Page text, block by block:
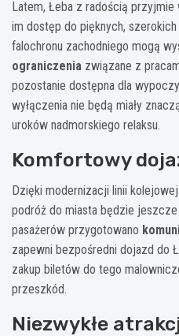
Latem, Łeba z radością
im dostęp do pięknych,
falochronu zachodniego mogą
ograniczenia związane z
pozostanie dostępna dla
wyłączenia nie będą miały
uroków nadmorskiego relaksu.
Komfortowy
Dzięki modernizacji linii
podróż do miasta będzie
pasażerów przygotowano
zapewni bezpośredni dojazd do
zakup biletów do tego
przeszkód.
Niezwykłe